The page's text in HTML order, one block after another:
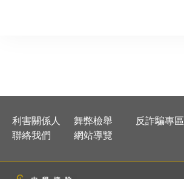
利害關係人 舞弊檢舉 反詐騙專區
聯絡我們
網站導覽